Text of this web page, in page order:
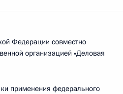
Федерации совместно
организацией «Деловая
применения федерального